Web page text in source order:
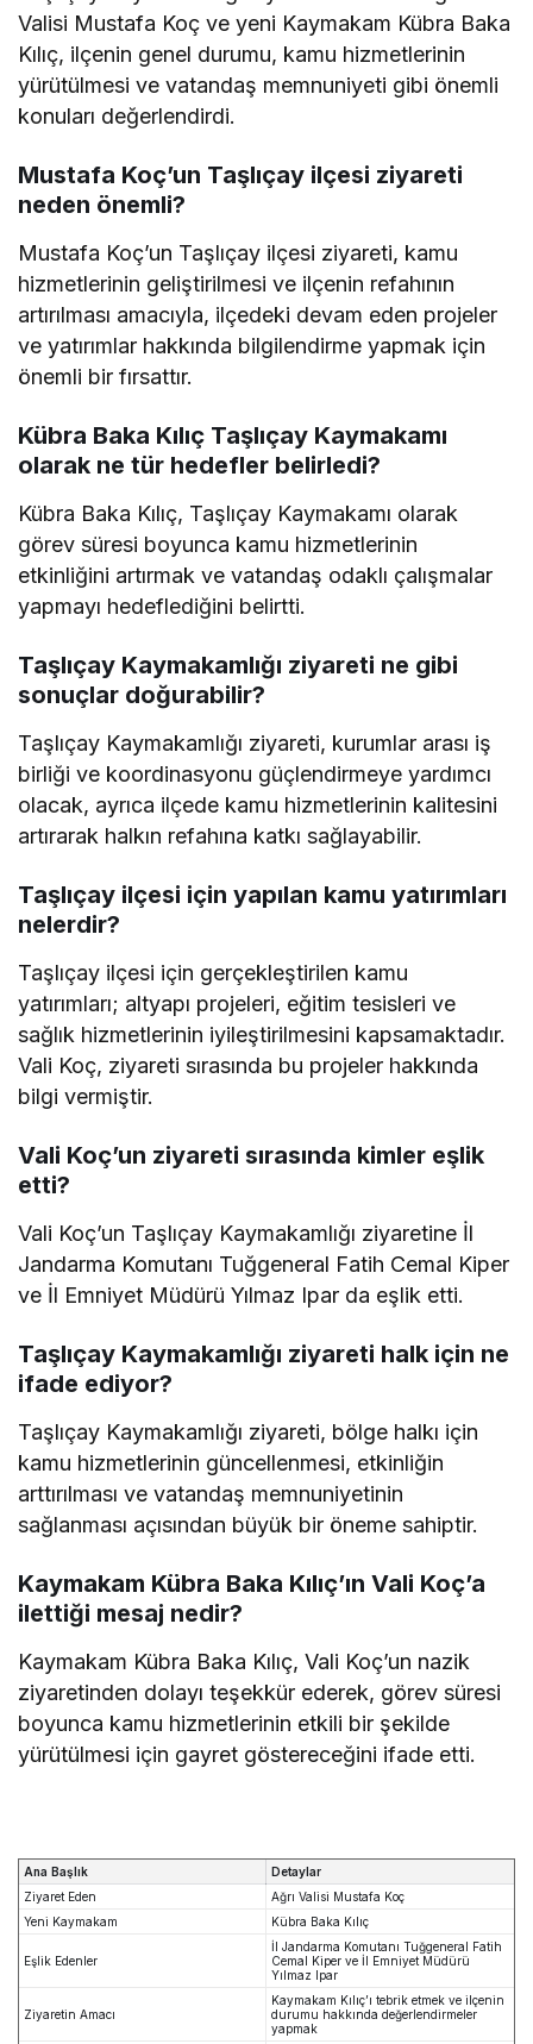
Valisi Mustafa Koç ve yeni Kaymakam Kübra Baka
Kılıç, ilçenin genel durumu, kamu hizmetlerinin
yürütülmesi ve vatandaş memnuniyeti gibi önemli
konuları değerlendirdi.
Mustafa Koç’un Taşlıçay ilçesi ziyareti
neden önemli?
Mustafa Koç’un Taşlıçay ilçesi ziyareti, kamu
hizmetlerinin geliştirilmesi ve ilçenin refahının
artırılması amacıyla, ilçedeki devam eden projeler
ve yatırımlar hakkında bilgilendirme yapmak için
önemli bir fırsattır.
Kübra Baka Kılıç Taşlıçay Kaymakamı
olarak ne tür hedefler belirledi?
Kübra Baka Kılıç, Taşlıçay Kaymakamı olarak
görev süresi boyunca kamu hizmetlerinin
etkinliğini artırmak ve vatandaş odaklı çalışmalar
yapmayı hedeflediğini belirtti.
Taşlıçay Kaymakamlığı ziyareti ne gibi
sonuçlar doğurabilir?
Taşlıçay Kaymakamlığı ziyareti, kurumlar arası iş
birliği ve koordinasyonu güçlendirmeye yardımcı
olacak, ayrıca ilçede kamu hizmetlerinin kalitesini
artırarak halkın refahına katkı sağlayabilir.
Taşlıçay ilçesi için yapılan kamu yatırımları
nelerdir?
Taşlıçay ilçesi için gerçekleştirilen kamu
yatırımları; altyapı projeleri, eğitim tesisleri ve
sağlık hizmetlerinin iyileştirilmesini kapsamaktadır.
Vali Koç, ziyareti sırasında bu projeler hakkında
bilgi vermiştir.
Vali Koç’un ziyareti sırasında kimler eşlik
etti?
Vali Koç’un Taşlıçay Kaymakamlığı ziyaretine İl
Jandarma Komutanı Tuğgeneral Fatih Cemal Kiper
ve İl Emniyet Müdürü Yılmaz Ipar da eşlik etti.
Taşlıçay Kaymakamlığı ziyareti halk için ne
ifade ediyor?
Taşlıçay Kaymakamlığı ziyareti, bölge halkı için
kamu hizmetlerinin güncellenmesi, etkinliğin
arttırılması ve vatandaş memnuniyetinin
sağlanması açısından büyük bir öneme sahiptir.
Kaymakam Kübra Baka Kılıç’ın Vali Koç’a
ilettiği mesaj nedir?
Kaymakam Kübra Baka Kılıç, Vali Koç’un nazik
ziyaretinden dolayı teşekkür ederek, görev süresi
boyunca kamu hizmetlerinin etkili bir şekilde
yürütülmesi için gayret göstereceğini ifade etti.
Ana Başlık
Detaylar
Ziyaret Eden
Ağrı Valisi Mustafa Koç
Yeni Kaymakam
Kübra Baka Kılıç
Eşlik Edenler
İl Jandarma Komutanı Tuğgeneral Fatih
Cemal Kiper ve İl Emniyet Müdürü
Yılmaz Ipar
Ziyaretin Amacı
Kaymakam Kılıç’ı tebrik etmek ve ilçenin
durumu hakkında değerlendirmeler
yapmak